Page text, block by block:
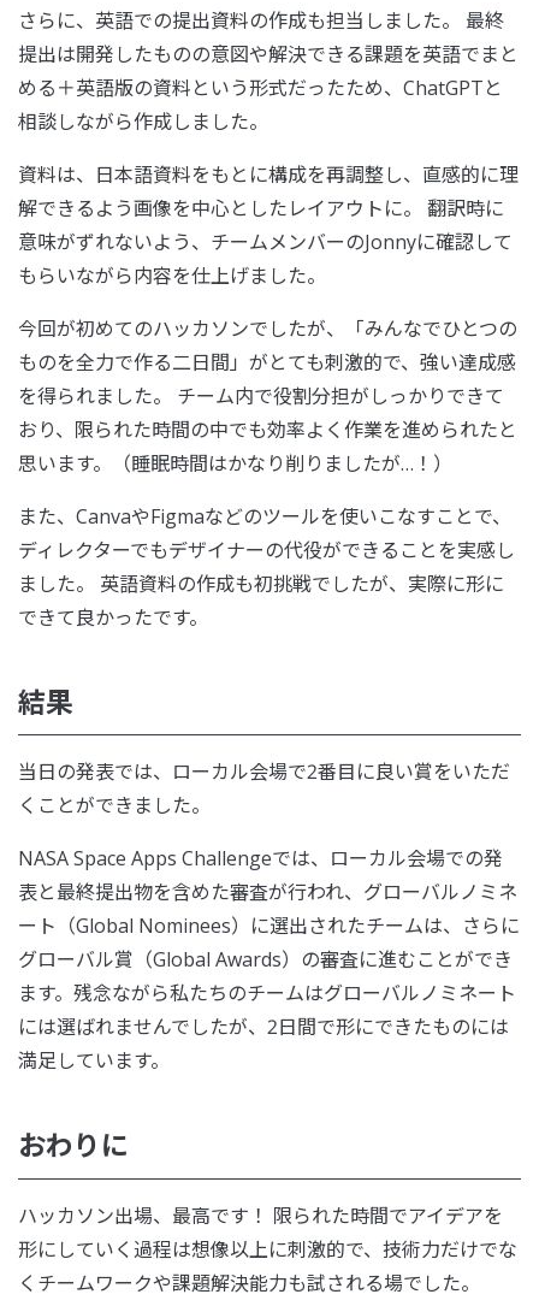
さらに、英語での提出資料の作成も担当しました。 最終
提出は開発したものの意図や解決できる課題を英語でまと
める＋英語版の資料という形式だったため、ChatGPTと
相談しながら作成しました。
資料は、日本語資料をもとに構成を再調整し、直感的に理
解できるよう画像を中心としたレイアウトに。 翻訳時に
意味がずれないよう、チームメンバーのJonnyに確認して
もらいながら内容を仕上げました。
今回が初めてのハッカソンでしたが、「みんなでひとつの
ものを全力で作る二日間」がとても刺激的で、強い達成感
を得られました。 チーム内で役割分担がしっかりできて
おり、限られた時間の中でも効率よく作業を進められたと
思います。（睡眠時間はかなり削りましたが…！）
また、CanvaやFigmaなどのツールを使いこなすことで、
ディレクターでもデザイナーの代役ができることを実感し
ました。 英語資料の作成も初挑戦でしたが、実際に形に
できて良かったです。
結果
当日の発表では、ローカル会場で2番目に良い賞をいただ
くことができました。
NASA Space Apps Challengeでは、ローカル会場での発
表と最終提出物を含めた審査が行われ、グローバルノミネ
ート（Global Nominees）に選出されたチームは、さらに
グローバル賞（Global Awards）の審査に進むことができ
ます。残念ながら私たちのチームはグローバルノミネート
には選ばれませんでしたが、2日間で形にできたものには
満足しています。
おわりに
ハッカソン出場、最高です！ 限られた時間でアイデアを
形にしていく過程は想像以上に刺激的で、技術力だけでな
くチームワークや課題解決能力も試される場でした。